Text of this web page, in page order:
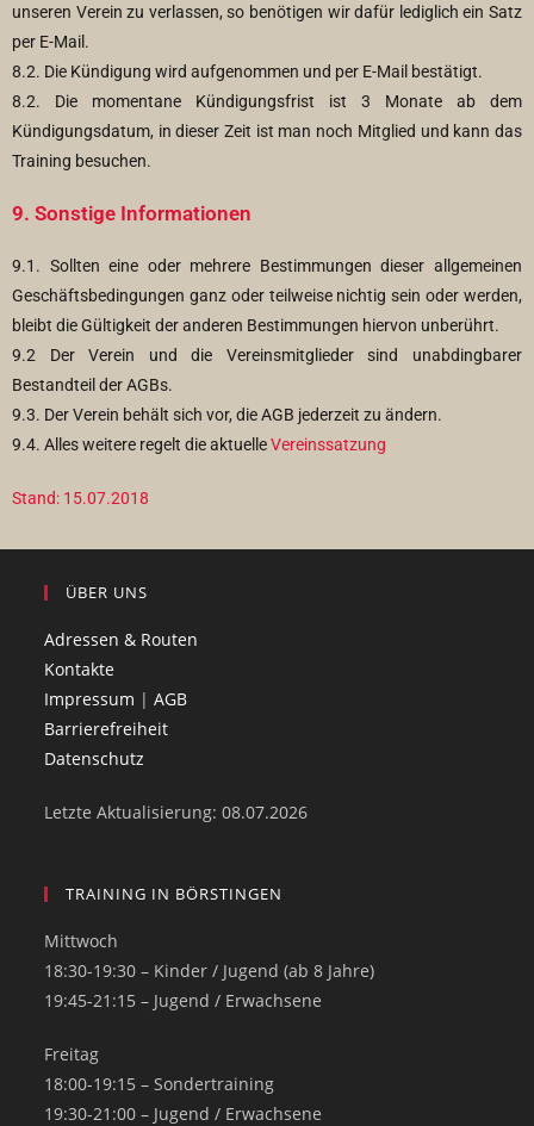
unseren Verein zu verlassen, so benötigen wir dafür lediglich ein Satz
per E-Mail.
8.2. Die Kündigung wird aufgenommen und per E-Mail bestätigt.
8.2. Die momentane Kündigungsfrist ist 3 Monate ab dem
Kündigungsdatum, in dieser Zeit ist man noch Mitglied und kann das
Training besuchen.
9. Sonstige Informationen
9.1. Sollten eine oder mehrere Bestimmungen dieser allgemeinen
Geschäftsbedingungen ganz oder teilweise nichtig sein oder werden,
bleibt die Gültigkeit der anderen Bestimmungen hiervon unberührt.
9.2 Der Verein und die Vereinsmitglieder sind unabdingbarer
Bestandteil der AGBs.
9.3. Der Verein behält sich vor, die AGB jederzeit zu ändern.
9.4. Alles weitere regelt die aktuelleVereinssatzung
Stand: 15.07.2018
ÜBER UNS
Adressen & Routen
Kontakte
Impressum |AGB
Barrierefreiheit
Datenschutz
Letzte Aktualisierung: 08.07.2026
TRAINING IN BÖRSTINGEN
Mittwoch
18:30-19:30 – Kinder / Jugend (ab 8 Jahre)
19:45-21:15 – Jugend / Erwachsene
Freitag
18:00-19:15 – Sondertraining
19:30-21:00 – Jugend / Erwachsene